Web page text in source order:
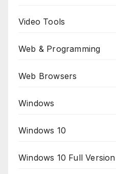
Video Tools
Web & Programming
Web Browsers
Windows
Windows 10
Windows 10 Full Version